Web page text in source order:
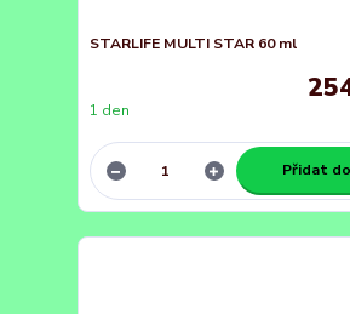
STARLIFE MULTI STAR 60 ml
1 den
Přidat